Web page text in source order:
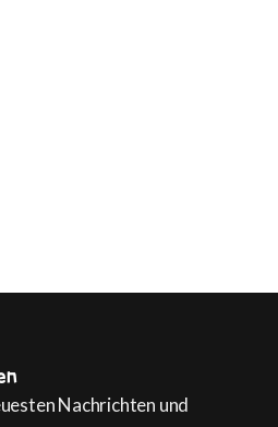
Nachrichten und
Italiano